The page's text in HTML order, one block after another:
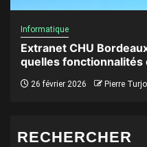
Informatique
Extranet CHU
quelles
26 février 2026 Pierre Turjo
RECHERCHER